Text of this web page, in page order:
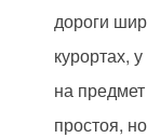
дороги
курортах,
на
простоя,